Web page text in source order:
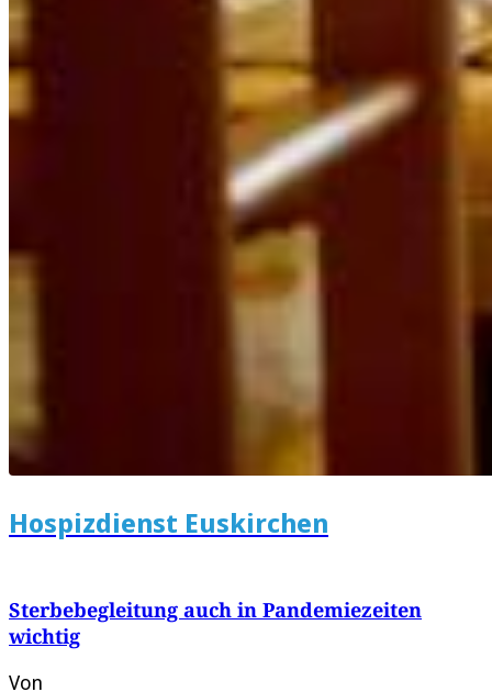
Hospizdienst Euskirchen
Sterbebegleitung auch in Pandemiezeiten
wichtig
Von